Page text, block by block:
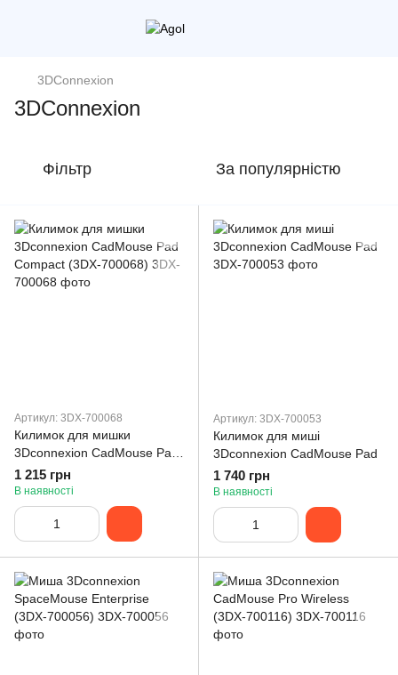
3DConnexion
3DConnexion
Фільтр За популярністю
Артикул: 3DX-700068
Килимок для мишки
3Dconnexion CadMouse Pad
Compact (3DX-700068)
1 215 грн
В наявності
Артикул: 3DX-700053
Килимок для миші
3Dconnexion CadMouse Pad
1 740 грн
В наявності